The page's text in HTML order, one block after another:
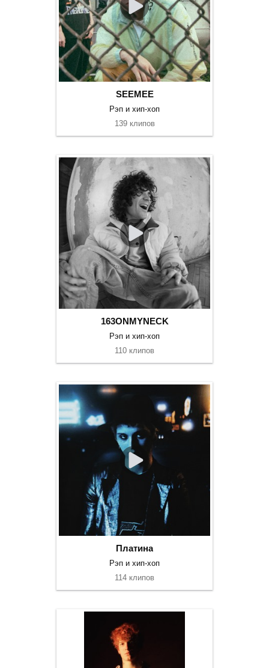
SEEMEE
Рэп и хип-хоп
139 клипов
163ONMYNECK
Рэп и хип-хоп
110 клипов
Платина
Рэп и хип-хоп
114 клипов